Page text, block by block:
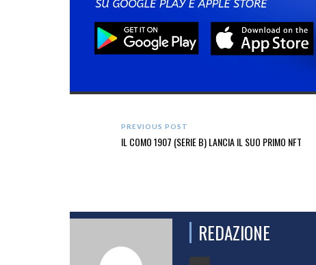
PREVIOUS POST
IL COMO 1907 (SERIE B) LANCIA IL SUO PRIMO NFT
REDAZIONE